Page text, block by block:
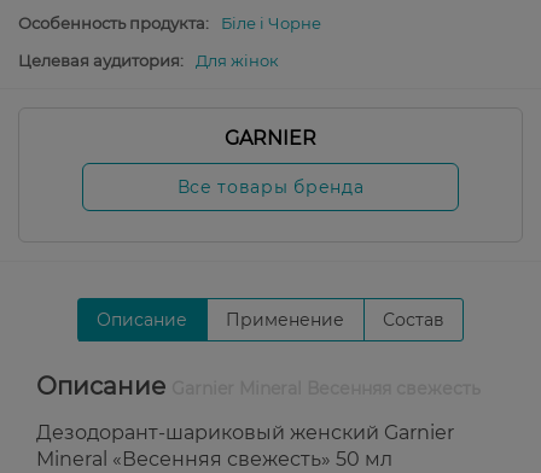
Особенность продукта:
Біле і Чорне
Целевая аудитория:
Для жінок
GARNIER
Все товары бренда
Описание Применение Состав
Описание
Дезодорант-шариковый женский Garnier
Mineral «Весенняя свежесть» 50 мл